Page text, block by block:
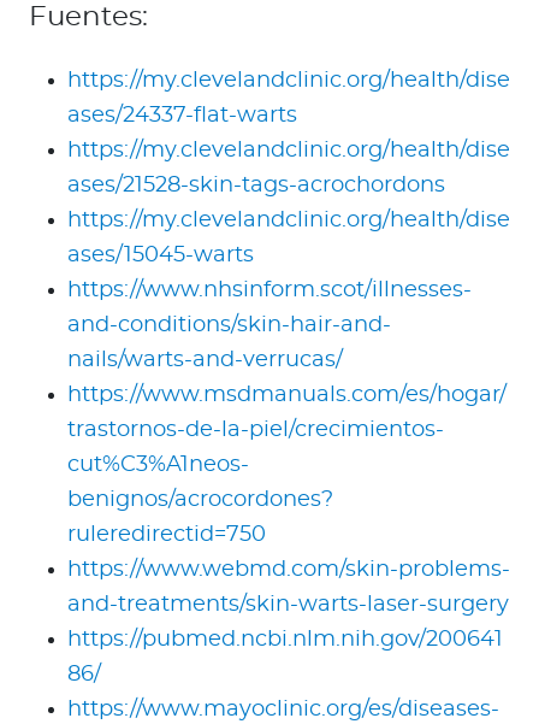
Fuentes:
https://my.clevelandclinic.org/health/dise
ases/24337-flat-warts
https://my.clevelandclinic.org/health/dise
ases/21528-skin-tags-acrochordons
https://my.clevelandclinic.org/health/dise
ases/15045-warts
https://www.nhsinform.scot/illnesses-
and-conditions/skin-hair-and-
nails/warts-and-verrucas/
https://www.msdmanuals.com/es/hogar/
trastornos-de-la-piel/crecimientos-
cut%C3%A1neos-
benignos/acrocordones?
ruleredirectid=750
https://www.webmd.com/skin-problems-
and-treatments/skin-warts-laser-surgery
https://pubmed.ncbi.nlm.nih.gov/200641
86/
https://www.mayoclinic.org/es/diseases-